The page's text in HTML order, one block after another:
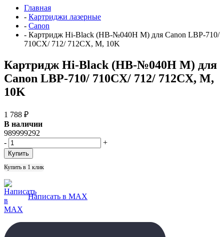
Главная
- Картриджи лазерные
- Canon
- Картридж Hi-Black (HB-№040H M) для Canon LBP-710/
710CX/ 712/ 712CX, M, 10K
Картридж Hi-Black (HB-№040H M) для
Canon LBP-710/ 710CX/ 712/ 712CX, M,
10K
1 788 ₽
В наличии
989999292
-
+
Купить в 1 клик
Написать в MAX